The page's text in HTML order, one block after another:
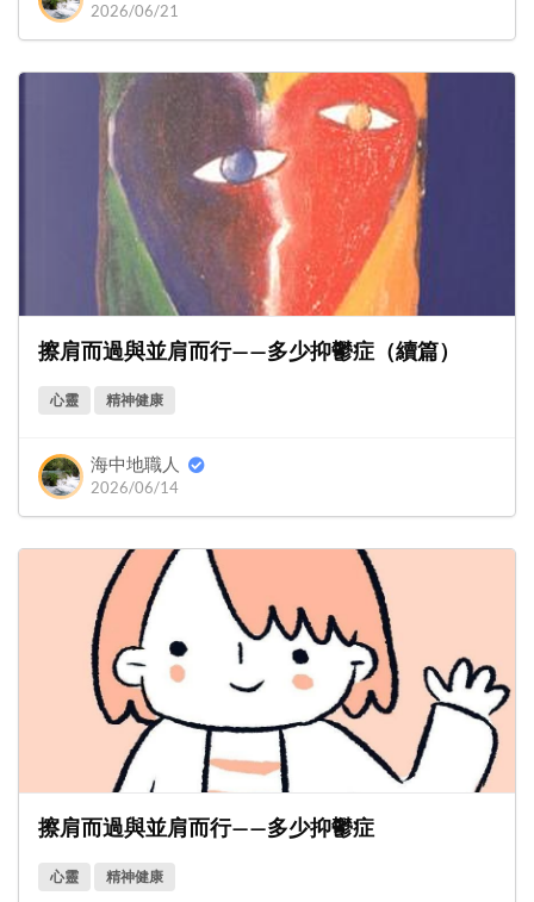
2026/06/21
擦肩而過與並肩而行——多少抑鬱症（續篇）
心靈 精神健康
海中地職人
2026/06/14
擦肩而過與並肩而行——多少抑鬱症
心靈 精神健康